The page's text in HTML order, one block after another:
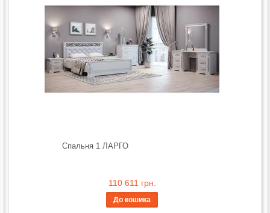
Спальня 1 ЛАРГО
110 611 грн.
До кошика